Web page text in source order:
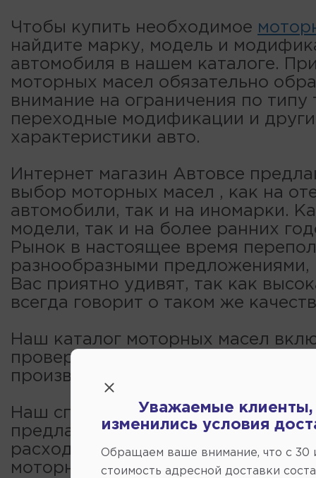
Чтобы купить необходимое
найдите марку, модель и
автомобиля в нашем каталоге.
моторных масел обязательно
внимание на ограничения по типу
переходные модификации и
характеристики авто.
Интернет магазин Автовсе
выбор моторных масел , как на
автомобили, так и на иномарки.
модели, так и на более ранних
Рынок в настоящее время
разнообразными
Вас приятно удивят, так как
всегда говорит о таком же
Наш каталог моторных масел
проверенные бренды от
производителей.
Наш специализированный
предлагает огромный выбор
расходников для иномарок, в том
моторные масла. Покупка
Уважаемые клиенты,
изменились условия
Обращаем ваше внимание, что c 30
стоимость адресной доставки